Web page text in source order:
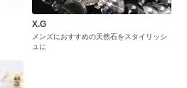
X.G
メンズにおすすめの天然石をスタイリッシ
ュに